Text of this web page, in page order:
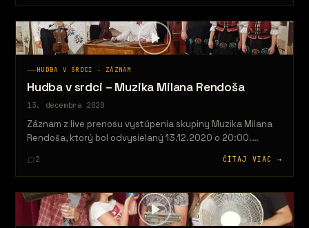
HUDBA V SRDCI - ZÁZNAM
Hudba v srdci – Muzika Milana Rendoša
13. decembra 2020
Záznam z live prenosu vystúpenia skupiny Muzika Milana
Rendoša, ktorý bol odvysielaný 13.12.2020 o 20:00.
2 ČÍTAJ VIAC →